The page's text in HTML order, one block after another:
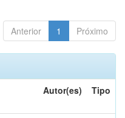
Anterior 1 Próximo
Autor(es) Tipo